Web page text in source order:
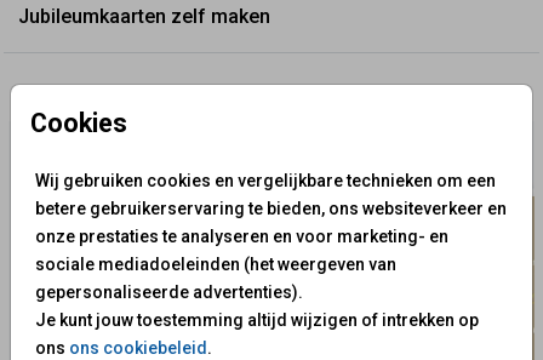
Cookies
Wij gebruiken cookies en vergelijkbare technieken om een
betere gebruikerservaring te bieden, ons websiteverkeer en
onze prestaties te analyseren en voor marketing- en
sociale mediadoeleinden (het weergeven van
gepersonaliseerde advertenties).
Je kunt jouw toestemming altijd wijzigen of intrekken op
ons ons cookiebeleid .
Jubileumkaarten zelf maken